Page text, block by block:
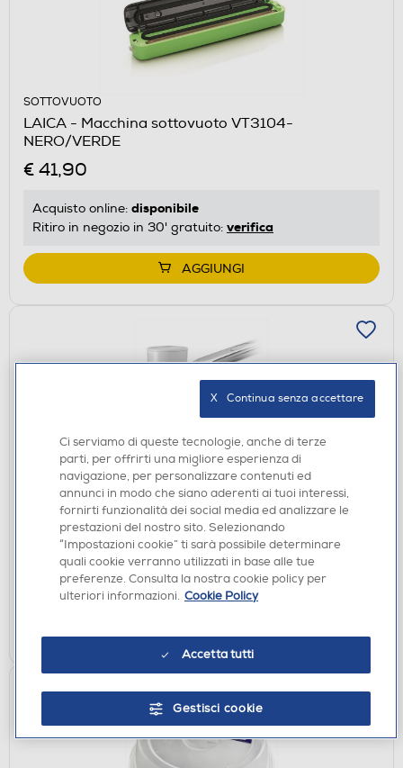
SOTTOVUOTO
LAICA - Macchina sottovuoto VT3104-
NERO/VERDE
€ 41,90
Acquisto online: disponibile
Ritiro in negozio in 30' gratuito: verifica
AGGIUNGI
GASATORI ACQUA
LAICA - Filtro rubinetto Genova R20AA01-BIANCO
€ 43,90
Acquisto online:disponibile
Ritiro in negozio in 30' gratuito:verifica
Ci serviamo di queste tecnologie, anche di terze
parti, per offrirti una migliore esperienza di
navigazione, per personalizzare contenuti ed
annunci in modo che siano aderenti ai tuoi interessi,
fornirti funzionalità dei social media ed analizzare le
prestazioni del nostro sito. Selezionando
“Impostazioni cookie” ti sarà possibile determinare
quali cookie verranno utilizzati in base alle tue
preferenze. Consulta la nostra cookie policy per
ulteriori informazioni. Cookie Policy
Accetta tutti
Gestisci cookie
X   Continua senza accettare